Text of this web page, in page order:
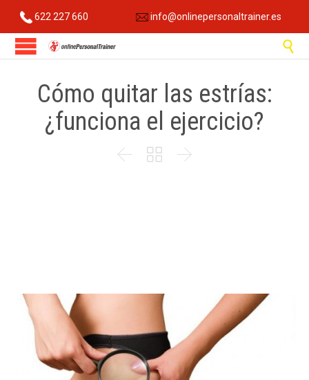
622 227 660 info@onlinepersonaltrainer.es

Cómo quitar las estrías:
¿funciona el ejercicio?
  